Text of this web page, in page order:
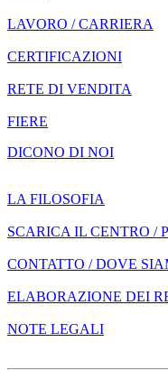
LAVORO / CARRIERA
CERTIFICAZIONI
RETE DI VENDITA
FIERE
DICONO DI NOI
LA FILOSOFIA
SCARICA IL CENTRO /
CONTATTO / DOVE
ELABORAZIONE DEI
NOTE LEGALI